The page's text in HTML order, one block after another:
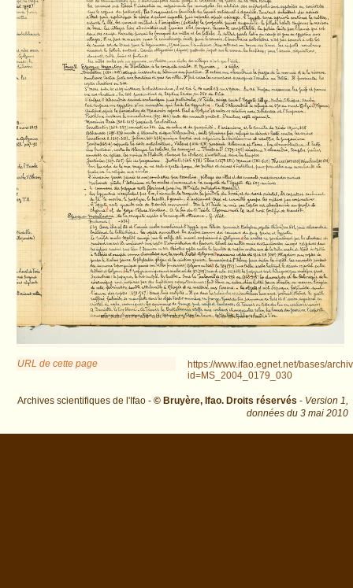
URL de cette page
https://www.ifao.egnet.net/bases/
id=MS_2004_0179_030
Archives scientifiques de l'Ifao - © Bruyère, Ifao. Droits réservés - Version 1,
données du 3 mai 2010